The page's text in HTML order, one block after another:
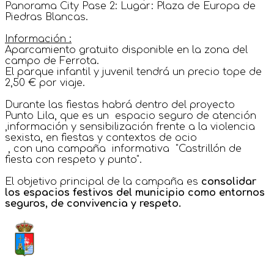
Panorama City Pase 2: Lugar: Plaza de Europa de
Piedras Blancas.
Información :
Aparcamiento gratuito disponible en la zona del
campo de Ferrota.
El parque infantil y juvenil tendrá un precio tope de
2,50 € por viaje.
Durante las fiestas habrá dentro del proyecto
Punto Lila, que es un espacio seguro de atención
,información y sensibilización frente a la violencia
sexista, en fiestas y contextos de ocio
, con una campaña informativa "Castrillón de
fiesta con respeto y punto".
El objetivo principal de la campaña es consolidar
los espacios festivos del municipio como entornos
seguros, de convivencia y respeto.